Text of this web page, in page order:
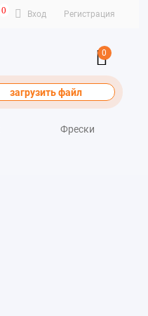
0 Вход Регистрация
0
загрузить файл
Фрески